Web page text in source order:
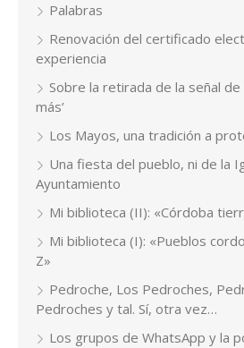
Palabras
Renovación del certificado
experiencia
Sobre la retirada de la señal de
más’
Los Mayos, una tradición a
Una fiesta del pueblo, ni de la
Ayuntamiento
Mi biblioteca (II): «Córdoba
Mi biblioteca (I): «Pueblos
Z»
Pedroche, Los Pedroches,
Pedroches y tal. Sí, otra vez…
Los grupos de WhatsApp y la